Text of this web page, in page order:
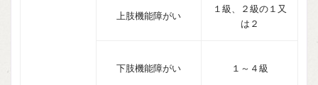
上肢機能障がい
１級、２級の１又
は２
下肢機能障がい １～４級